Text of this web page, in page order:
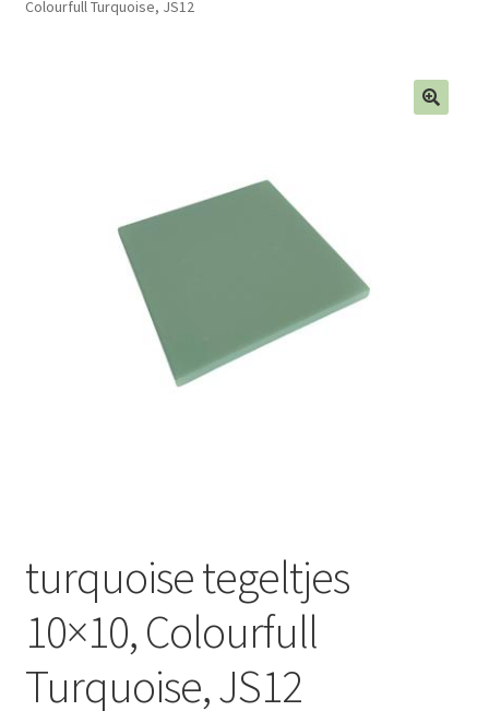
Colourfull Turquoise, JS12
turquoise tegeltjes
10×10, Colourfull
Turquoise, JS12